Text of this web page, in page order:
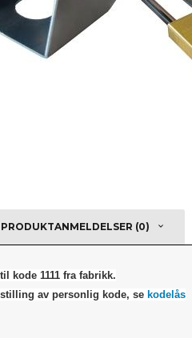
PRODUKTANMELDELSER (0)
kode 1111 fra fabrikk.
av personlig kode, se kodelås